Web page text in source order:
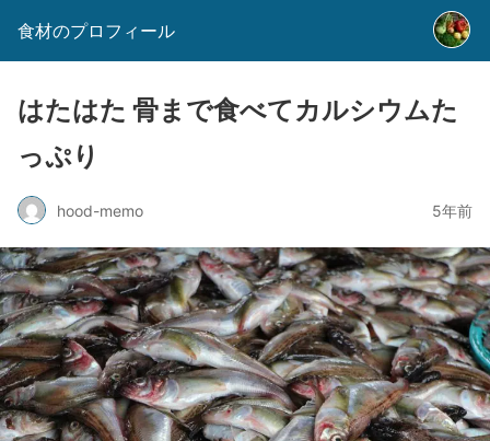
食材のプロフィール
はたはた 骨まで食べてカルシウムた
っぷり
hood-memo 5年前